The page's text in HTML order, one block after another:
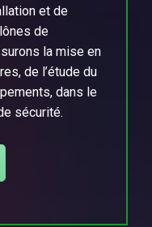
et de
de
la mise en
de l’étude du
dans le
sécurité.